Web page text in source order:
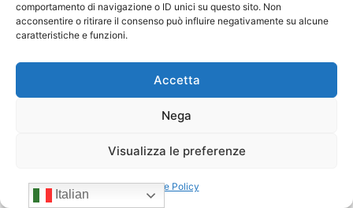
comportamento di navigazione o ID unici su questo sito. Non
acconsentire o ritirare il consenso può influire negativamente su alcune
caratteristiche e funzioni.
Accetta
Nega
Visualizza le preferenze
Cookie Policy
22/07/2026
Italian